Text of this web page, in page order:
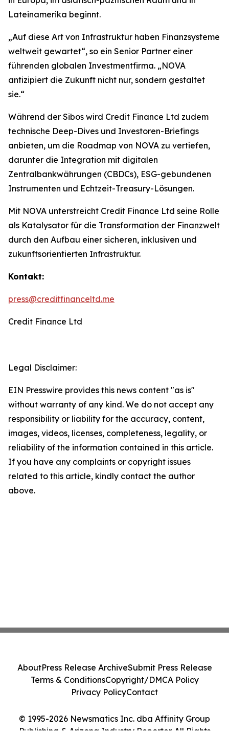
Lateinamerika beginnt.
„Auf diese Art von Infrastruktur haben Finanzsysteme
weltweit gewartet“, so ein Senior Partner einer
führenden globalen Investmentfirma. „NOVA
antizipiert die Zukunft nicht nur, sondern gestaltet
sie.“
Während der Sibos wird Credit Finance Ltd zudem
technische Deep-Dives und Investoren-Briefings
anbieten, um die Roadmap von NOVA zu vertiefen,
darunter die Integration mit digitalen
Zentralbankwährungen (CBDCs), ESG-gebundenen
Instrumenten und Echtzeit-Treasury-Lösungen.
Mit NOVA unterstreicht Credit Finance Ltd seine Rolle
als Katalysator für die Transformation der Finanzwelt
durch den Aufbau einer sicheren, inklusiven und
zukunftsorientierten Infrastruktur.
Kontakt:
press@creditfinanceltd.me
Credit Finance Ltd
Legal Disclaimer:
EIN Presswire provides this news content "as is"
without warranty of any kind. We do not accept any
responsibility or liability for the accuracy, content,
images, videos, licenses, completeness, legality, or
reliability of the information contained in this article.
If you have any complaints or copyright issues
related to this article, kindly contact the author
above.
© 1995-2026 Newsmatics Inc. dba Affinity Group
Publishing & Arizona Industry Reporter. All Rights
AboutPress Release ArchiveSubmit Press Release
Terms & ConditionsCopyright/DMCA Policy
Privacy PolicyContact